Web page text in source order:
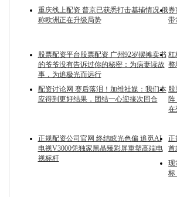
重庆线上配资 普京已获悉打击基辅情况 俄
称欧洲正在升级局势
券
带
股票配资平台股票配资 广州92岁摆摊卖书
的爷爷没有告诉过你的秘密：为病妻读故
事，为追极光而远行
杠
整
配资讨论网 赛后落泪！加维社媒：我们本
应得到更好结果，团结一心迎接次回合
股
在
正规配资公司官网 终结眩光色偏 追觅AI
电视V3000凭独家黑晶臻彩屏重塑高端电
视标杆
正
首
现
标